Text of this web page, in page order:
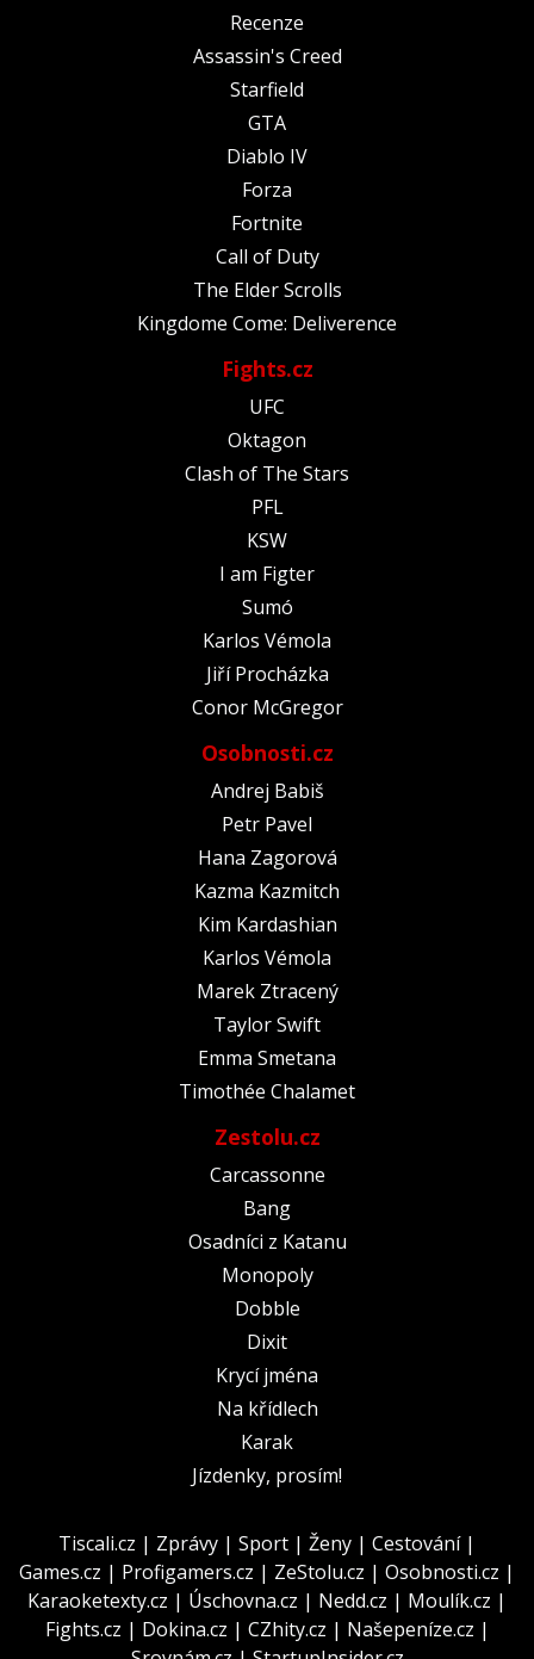
Recenze
Assassin's Creed
Starfield
GTA
Diablo IV
Forza
Fortnite
Call of Duty
The Elder Scrolls
Kingdome Come: Deliverence
Fights.cz
UFC
Oktagon
Clash of The Stars
PFL
KSW
I am Figter
Sumó
Karlos Vémola
Jiří Procházka
Conor McGregor
Osobnosti.cz
Andrej Babiš
Petr Pavel
Hana Zagorová
Kazma Kazmitch
Kim Kardashian
Karlos Vémola
Marek Ztracený
Taylor Swift
Emma Smetana
Timothée Chalamet
Zestolu.cz
Carcassonne
Bang
Osadníci z Katanu
Monopoly
Dobble
Dixit
Krycí jména
Na křídlech
Karak
Jízdenky, prosím!
Tiscali.cz | Zprávy | Sport | Ženy | Cestování|
Games.cz | Profigamers.cz | ZeStolu.cz | Osobnosti.cz |
Karaoketexty.cz | Úschovna.cz | Nedd.cz | Moulík.cz |
Fights.cz | Dokina.cz | CZhity.cz | Našepeníze.cz |